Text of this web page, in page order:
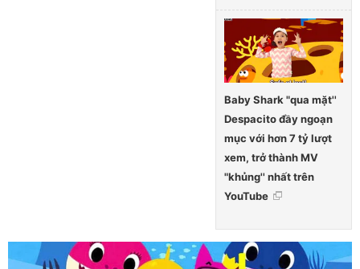
Baby Shark "qua mặt''
Despacito đầy ngoạn
mục với hơn 7 tỷ lượt
xem, trở thành MV
"khủng'' nhất trên
YouTube